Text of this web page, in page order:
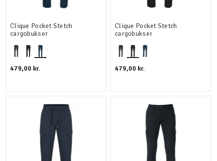
Clique Pocket Stetch
cargobukser
479,00 kr.
Clique Pocket Stetch
cargobukser
479,00 kr.